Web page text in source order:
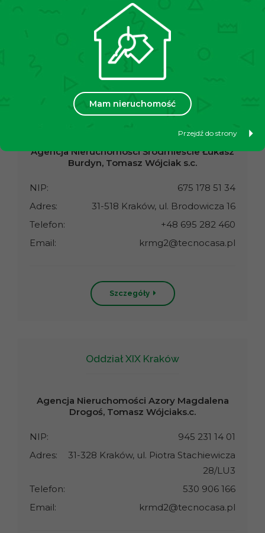
Mam nieruchomość
Przejdź do strony
Szczegóły
Oddział XVIII Kraków
Agencja Nieruchomości Śródmieście Łukasz
Burdyn, Tomasz Wójciak s.c.
NIP:
675 178 51 34
Adres:
31-518 Kraków, ul. Brodowicza 16
Telefon:
+48 695 282 460
Email:
krmg2@tecnocasa.pl
Szczegóły
Oddział XIX Kraków
Agencja Nieruchomości Azory Magdalena
Drogoś, Tomasz Wójciaks.c.
NIP:
945 231 14 01
Adres:
31-328 Kraków, ul. Piotra Stachiewicza
28/LU3
Telefon:
530 906 166
Email:
krmd2@tecnocasa.pl